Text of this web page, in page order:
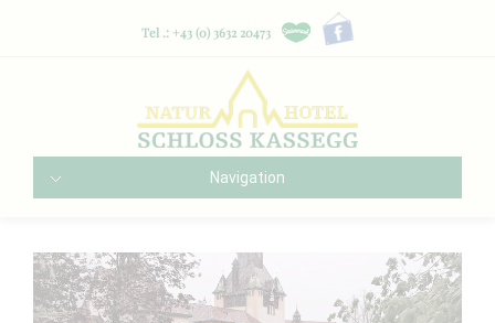
Tel .: +43 (0) 3632 20473
Navigation